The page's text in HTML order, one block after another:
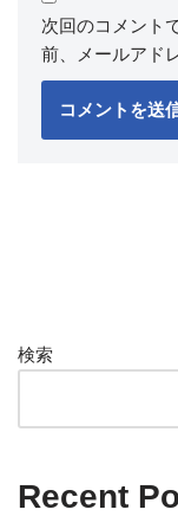
次回のコメント
前、メールアド
検索
Recent